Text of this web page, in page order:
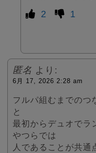
2 1
匿名 より:
6月 17, 2026 2:28 am
フルパ組むまでのつ
と
最初からデュオでラ
やつらでは
人であることが共通